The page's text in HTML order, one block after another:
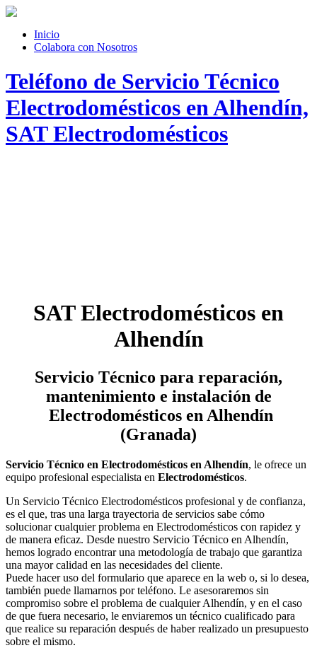
Inicio
Colabora con Nosotros
Teléfono de Servicio Técnico
Electrodomésticos en Alhendín,
SAT Electrodomésticos
SAT Electrodomésticos en
Alhendín
Servicio Técnico para reparación,
mantenimiento e instalación de
Electrodomésticos en Alhendín
(Granada)
Servicio Técnico en Electrodomésticos en Alhendín, le ofrece un
equipo profesional especialista en Electrodomésticos.
Un Servicio Técnico Electrodomésticos profesional y de confianza,
es el que, tras una larga trayectoria de servicios sabe cómo
solucionar cualquier problema en Electrodomésticos con rapidez y
de manera eficaz. Desde nuestro Servicio Técnico en Alhendín,
hemos logrado encontrar una metodología de trabajo que garantiza
una mayor calidad en las necesidades del cliente.
Puede hacer uso del formulario que aparece en la web o, si lo desea,
también puede llamarnos por teléfono. Le asesoraremos sin
compromiso sobre el problema de cualquier Alhendín, y en el caso
de que fuera necesario, le enviaremos un técnico cualificado para
que realice su reparación después de haber realizado un presupuesto
sobre el mismo.